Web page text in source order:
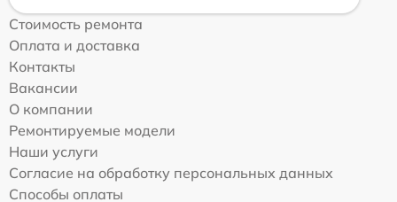
Стоимость ремонта
Оплата и доставка
Контакты
Вакансии
О компании
Ремонтируемые модели
Наши услуги
Согласие на обработку персональных данных
Способы оплаты